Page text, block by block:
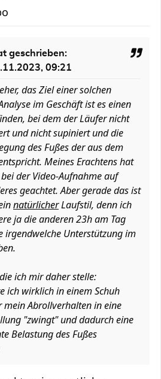
geschrieben:
09:21
das Ziel einer solchen
im Geschäft ist es einen
bei dem der Läufer nicht
und nicht supiniert und die
des Fußes der aus dem
Meines Erachtens hat
der Video-Aufnahme auf
geachtet. Aber gerade das ist
natürlicherLaufstil, denn ich
ja die anderen 23h am Tag
irgendwelche Unterstützung im
ich mir daher stelle:
ich wirklich in einem Schuh
mein Abrollverhalten in eine
"zwingt" und dadurch eine
Belastung des Fußes